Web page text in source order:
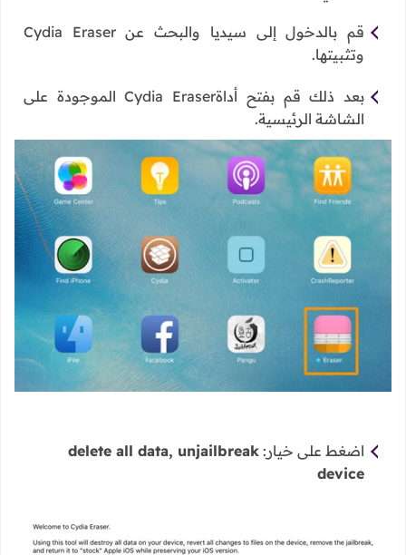
قم بالدخول إلى سيديا والبحث عن Cydia Eraser
وتثبيتها.
بعد ذلك قم بفتح أداةCydia Eraser الموجودة على
الشاشة الرئيسية.
اضغط على خيار: delete all data, unjailbreak
device